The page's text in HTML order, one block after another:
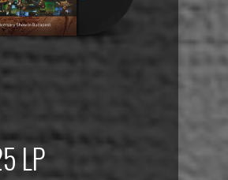
LP